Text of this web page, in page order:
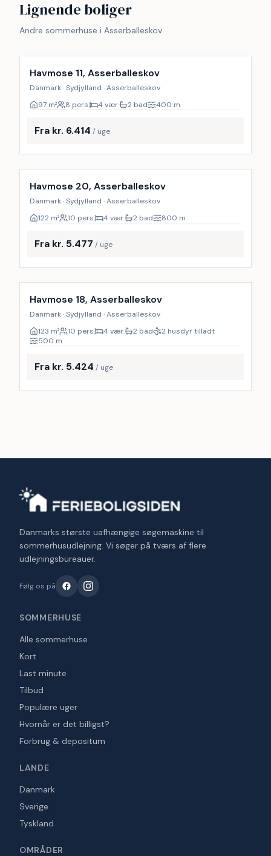
Lignende boliger
Andre sommerhuse i Asserballeskov
Havmose 11, Asserballeskov
Danmark · Sydjylland · Asserballeskov
97 m² 8 pers. 4 vær. 2 bad 400 m
Fra kr. 6.414 / uge
Inkl. rengøring
Havmose 20, Asserballeskov
Danmark · Sydjylland · Asserballeskov
122 m² 10 pers. 4 vær. 2 bad 800 m
Fra kr. 5.477 / uge
Inkl. rengøring
Havmose 18, Asserballeskov
Danmark · Sydjylland · Asserballeskov
123 m² 10 pers. 4 vær. 2 bad
2 husdyr tilladt
500 m
Fra kr. 5.424 / uge
Danmarks største uafhængige søgemaskine til
sommerhusudlejning. Vi søger på tværs af flere
udlejningsbureauer.
Følg os på
SOMMERHUSE
Alle sommerhuse
Kort
Last minute
Tilbud
Populære uger
Hvornår er det billigst?
Forbrug & depositum
LANDE
Danmark
Sverige
Tyskland
OMRÅDER